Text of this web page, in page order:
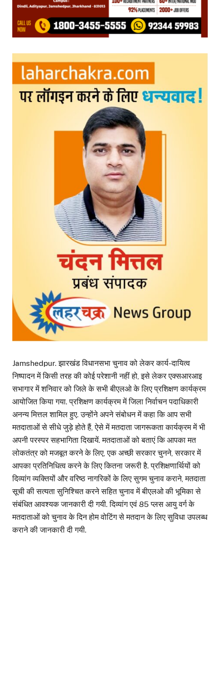
Jamshedpur. झारखंड विधानसभा चुनाव को लेकर कार्य-दायित्व
निष्पादन में किसी तरह की कोई परेशानी नहीं हो, इसे लेकर एक्सआरआइ
सभागार में शनिवार को जिले के सभी बीएलओ के लिए प्रशिक्षण कार्यक्रम
आयोजित किया गया. प्रशिक्षण कार्यक्रम में जिला निर्वाचन पदाधिकारी
अनन्य मित्तल शामिल हुए. उन्होंने अपने संबोधन में कहा कि आप सभी
मतदाताओं से सीधे जुड़े होते हैं, ऐसे में मतदाता जागरूकता कार्यक्रम में भी
अपनी परस्पर सहभागिता दिखायें. मतदाताओं को बताएं कि आपका मत
लोकतंत्र को मजबूत करने के लिए, एक अच्छी सरकार चुनने, सरकार में
आपका प्रतिनिधित्व करने के लिए कितना जरूरी है. प्रशिक्षणार्थियों को
दिव्यांग व्यक्तियों और वरिष्ठ नागरिकों के लिए सुगम चुनाव कराने, मतदाता
सूची की सत्यता सुनिश्चित करने सहित चुनाव में बीएलओ की भूमिका से
संबंधित आवश्यक जानकारी दी गयी. दिव्यांग एवं 85 प्लस आयु वर्ग के
मतदाताओं को चुनाव के दिन होम वोटिंग से मतदान के लिए सुविधा उपलब्ध
कराने की जानकारी दी गयी.